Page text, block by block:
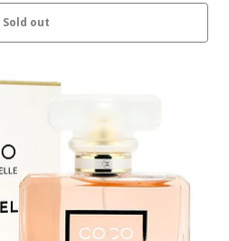
Sold out